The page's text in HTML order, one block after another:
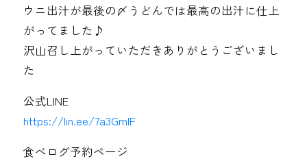
ウニ出汁が最後の〆うどんでは最高の出汁に仕上
がってました♪
沢山召し上がっていただきありがとうございまし
た
公式LINE
https://lin.ee/7a3GmIF
食べログ予約ページ